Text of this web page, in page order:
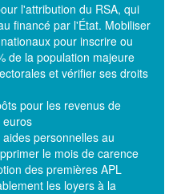
l'attribution du RSA, qui
financé par l'État. Mobiliser
pour inscrire ou
de la population majeure
et vérifier ses droits
pour les revenus de
euros
personnelles au
le mois de carence
des premières APL
les loyers à la